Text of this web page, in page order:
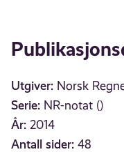
Utgiver: Norsk
Serie: NR-notat ()
År: 2014
Antall sider: 48